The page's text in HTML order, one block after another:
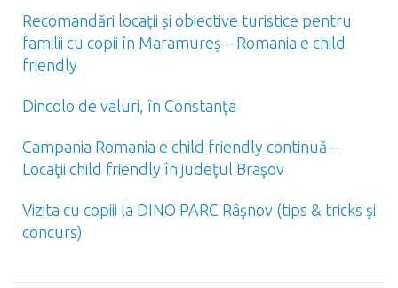
Recomandări locaţii și obiective turistice pentru
familii cu copii în Maramureș – Romania e child
friendly
Dincolo de valuri, în Constanţa
Campania Romania e child friendly continuă –
Locaţii child friendly în judeţul Braşov
Vizita cu copiii la DINO PARC Râşnov (tips & tricks și
concurs)